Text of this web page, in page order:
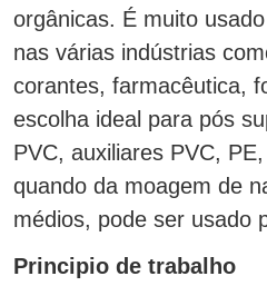
orgânicas. É muito
nas várias indústrias
corantes, farmacêutica,
escolha ideal para pós
PVC, auxiliares PVC,
quando da moagem de
médios, pode ser usado
Principio de trabalho